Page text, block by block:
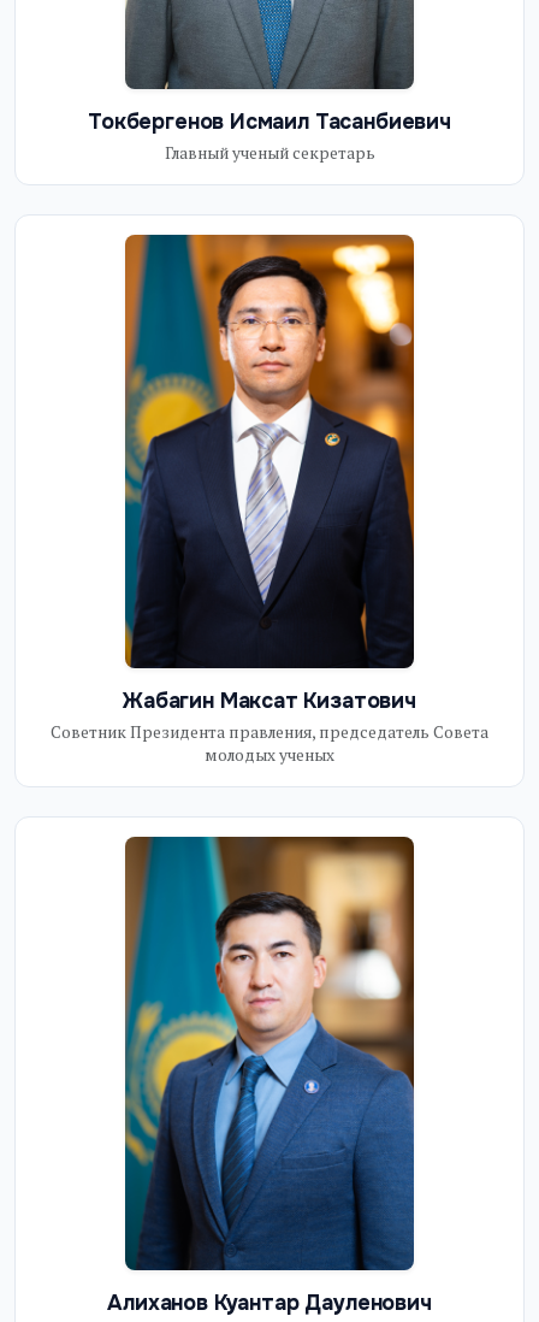
Токбергенов Исмаил Тасанбиевич
Главный ученый секретарь
Жабагин Максат Кизатович
Советник Президента правления, председатель Совета
молодых ученых
Алиханов Куантар Дауленович